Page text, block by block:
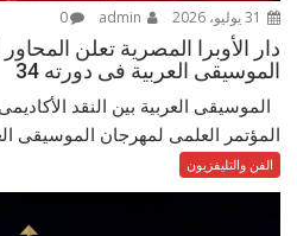
0
دار الأوبرا المصرية تعلن
الموسيقى العربية فى دورته 34
الموسيقى العربية بين النقد
المؤتمر العلمى لمهرجان الموسيقى
الفن والتليفزيون